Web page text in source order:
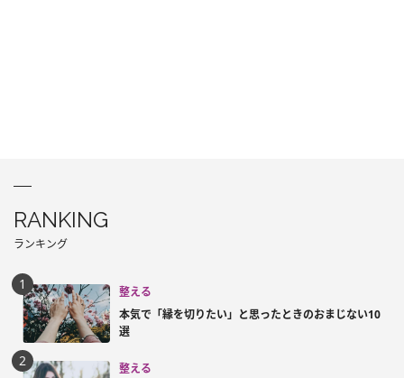
RANKING
ランキング
整える
本気で「縁を切りたい」と思ったときのおまじない10
選
整える